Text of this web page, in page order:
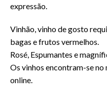
expressão.
Vinhão, vinho de gosto
bagas e frutos vermelhos.
Rosé, Espumantes e
Os vinhos encontram-se
online.